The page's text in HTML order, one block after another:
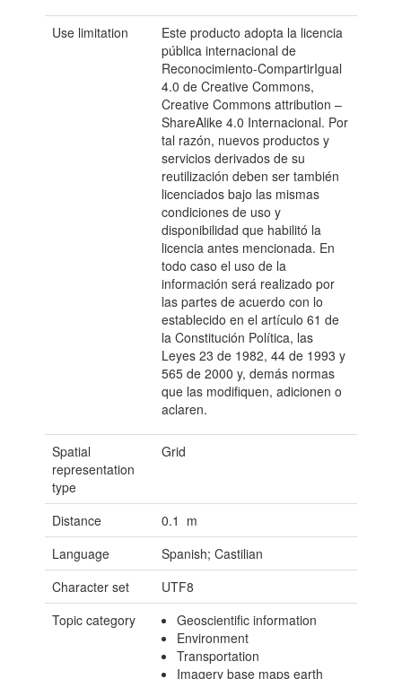
Use limitation
Este producto adopta la licencia
pública internacional de
Reconocimiento-CompartirIgual
4.0 de Creative Commons,
Creative Commons attribution –
ShareAlike 4.0 Internacional. Por
tal razón, nuevos productos y
servicios derivados de su
reutilización deben ser también
licenciados bajo las mismas
condiciones de uso y
disponibilidad que habilitó la
licencia antes mencionada. En
todo caso el uso de la
información será realizado por
las partes de acuerdo con lo
establecido en el artículo 61 de
la Constitución Política, las
Leyes 23 de 1982, 44 de 1993 y
565 de 2000 y, demás normas
que las modifiquen, adicionen o
aclaren.
Spatial
representation
type
Grid
Distance
0.1 m
Language
Spanish; Castilian
Character set
UTF8
Topic category
Geoscientific information
Environment
Transportation
Imagery base maps earth